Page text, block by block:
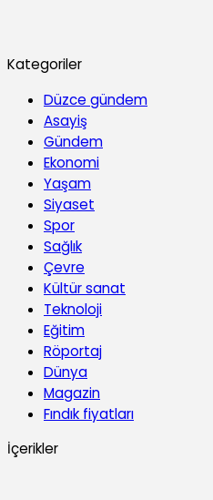
Kategoriler
Düzce gündem
Asayiş
Gündem
Ekonomi
Yaşam
Siyaset
Spor
Sağlık
Çevre
Kültür sanat
Teknoloji
Eğitim
Röportaj
Dünya
Magazin
Fındık fiyatları
İçerikler